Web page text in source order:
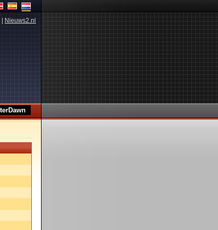
Nieuws2.nl